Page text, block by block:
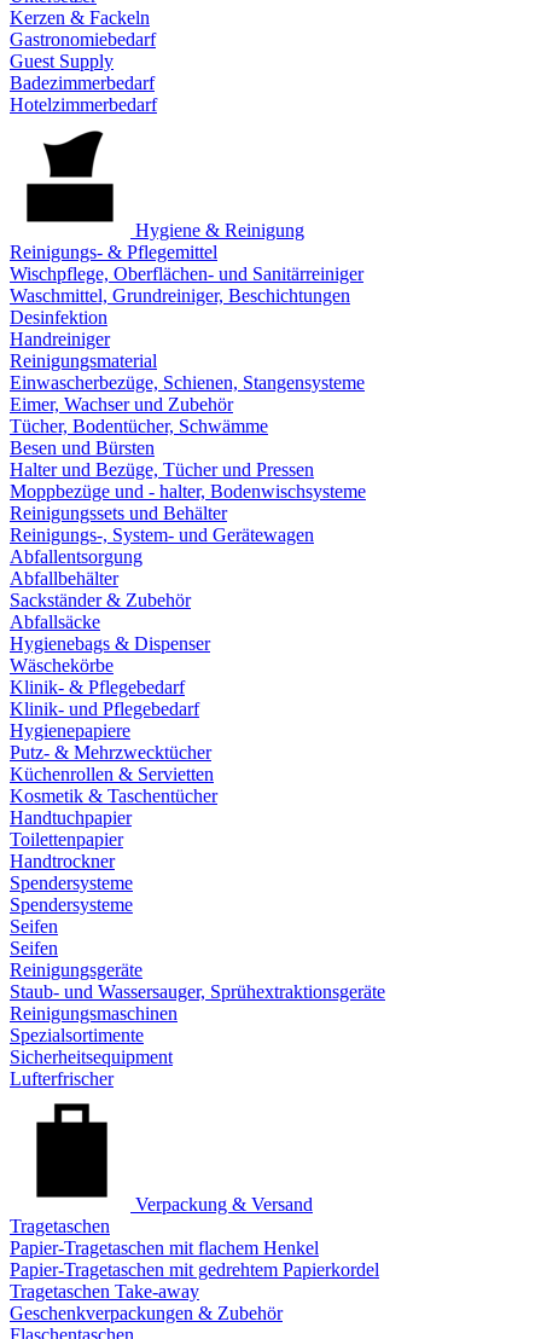
Kerzen & Fackeln
Gastronomiebedarf
Guest Supply
Badezimmerbedarf
Hotelzimmerbedarf
Hygiene & Reinigung
Reinigungs- & Pflegemittel
Wischpflege, Oberflächen- und Sanitärreiniger
Waschmittel, Grundreiniger, Beschichtungen
Desinfektion
Handreiniger
Reinigungsmaterial
Einwascherbezüge, Schienen, Stangensysteme
Eimer, Wachser und Zubehör
Tücher, Bodentücher, Schwämme
Besen und Bürsten
Halter und Bezüge, Tücher und Pressen
Moppbezüge und - halter, Bodenwischsysteme
Reinigungssets und Behälter
Reinigungs-, System- und Gerätewagen
Abfallentsorgung
Abfallbehälter
Sackständer & Zubehör
Abfallsäcke
Hygienebags & Dispenser
Wäschekörbe
Klinik- & Pflegebedarf
Klinik- und Pflegebedarf
Hygienepapiere
Putz- & Mehrzwecktücher
Küchenrollen & Servietten
Kosmetik & Taschentücher
Handtuchpapier
Toilettenpapier
Handtrockner
Spendersysteme
Spendersysteme
Seifen
Seifen
Reinigungsgeräte
Staub- und Wassersauger, Sprühextraktionsgeräte
Reinigungsmaschinen
Spezialsortimente
Sicherheitsequipment
Lufterfrischer
Verpackung & Versand
Tragetaschen
Papier-Tragetaschen mit flachem Henkel
Papier-Tragetaschen mit gedrehtem Papierkordel
Tragetaschen Take-away
Geschenkverpackungen & Zubehör